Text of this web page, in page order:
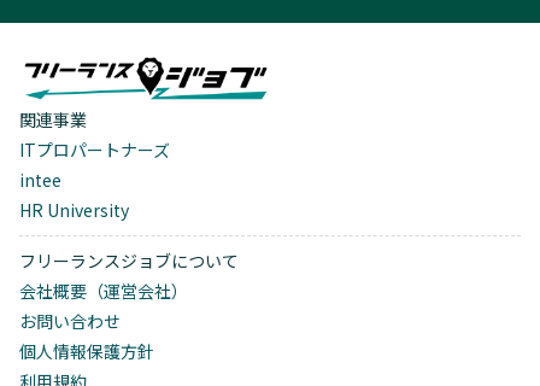
関連事業
ITプロパートナーズ
intee
HR University
フリーランスジョブについて
会社概要（運営会社）
お問い合わせ
個人情報保護方針
利用規約